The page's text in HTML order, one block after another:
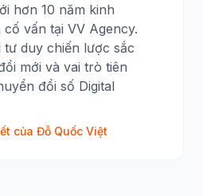
hơn 10 năm kinh
cố vấn tại VV Agency.
tư duy chiến lược sắc
mới và vai trò tiên
đổi số Digital
của Đỗ Quốc Việt